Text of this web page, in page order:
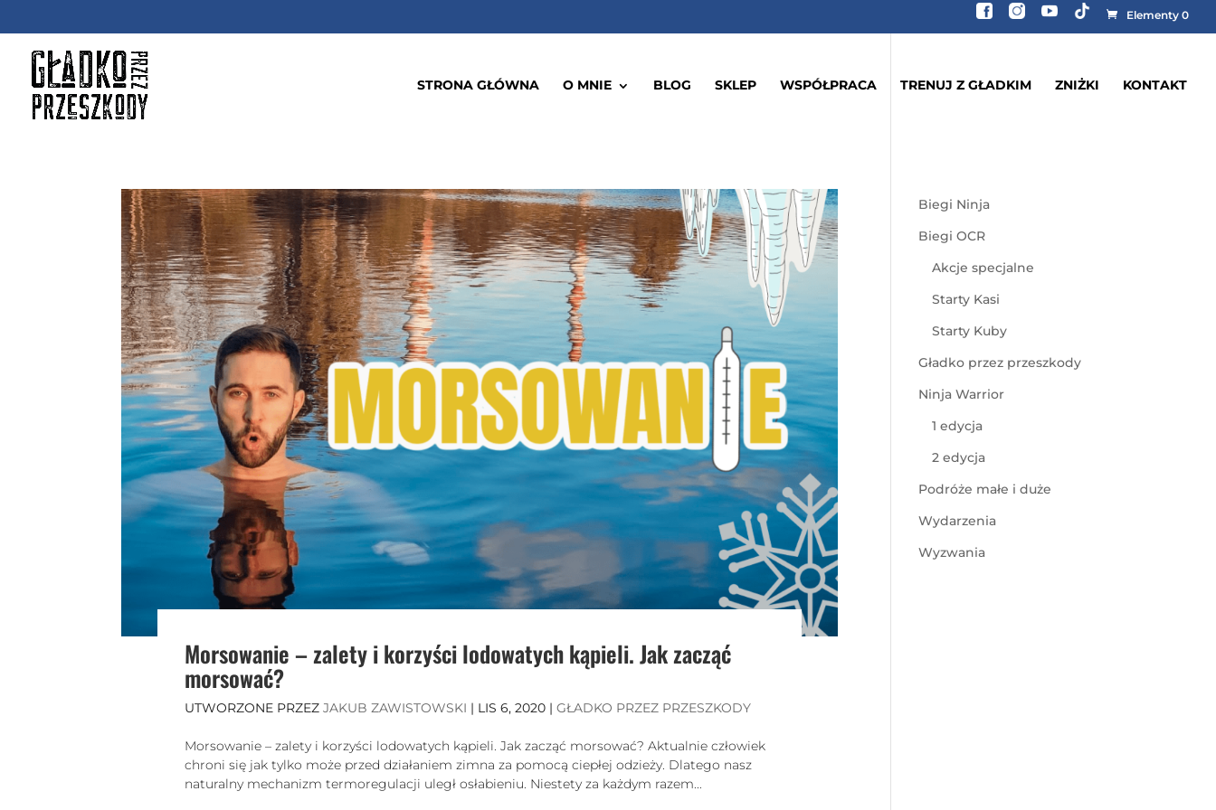
Elementy 0
STRONA GŁÓWNA O MNIE BLOG SKLEP WSPÓŁPRACA TRENUJ Z GŁADKIM ZNIŻKI KONTAKT
Morsowanie – zalety i korzyści lodowatych kąpieli. Jak zacząć
morsować?
UTWORZONE PRZEZ JAKUB ZAWISTOWSKI | LIS 6, 2020| GŁADKO PRZEZ PRZESZKODY
Morsowanie – zalety i korzyści lodowatych kąpieli. Jak zacząć morsować? Aktualnie człowiek
chroni się jak tylko może przed działaniem zimna za pomocą ciepłej odzieży. Dlatego nasz
naturalny mechanizm termoregulacji uległ osłabieniu. Niestety za każdym razem...
Biegi Ninja
Biegi OCR
Akcje specjalne
Starty Kasi
Starty Kuby
Gładko przez przeszkody
Ninja Warrior
1 edycja
2 edycja
Podróże małe i duże
Wydarzenia
Wyzwania